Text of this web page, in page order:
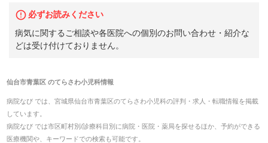
必ずお読みください
病気に関するご相談や各医院への個別のお問い合わせ・紹介な
どは受け付けておりません。
仙台市青葉区のてらさわ小児科情報
病院なび では、 宮城県仙台市青葉区のてらさわ小児科の評判・求人・転職情報を掲載
しています。
病院なび では市区町村別/診療科目別に病院・医院・薬局を探せるほか、予約ができる
医療機関や、キーワードでの検索も可能です。